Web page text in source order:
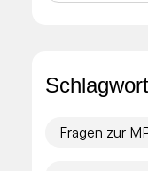
Fragen zur